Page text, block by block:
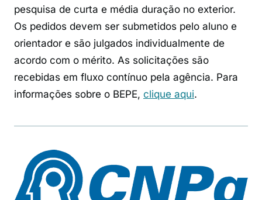
pesquisa de curta e média duração no exterior.
Os pedidos devem ser submetidos pelo aluno e
orientador e são julgados individualmente de
acordo com o mérito. As solicitações são
recebidas em fluxo contínuo pela agência. Para
informações sobre o BEPE, clique aqui.